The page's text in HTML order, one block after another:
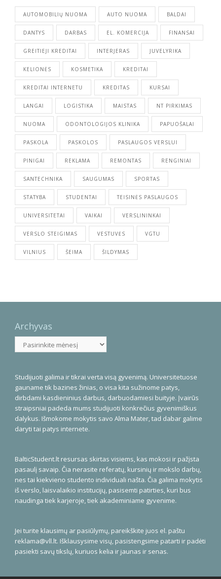
AUTOMOBILIŲ NUOMA AUTO NUOMA BALDAI
DANTYS DARBAS EL. KOMERCIJA FINANSAI
GREITIEJI KREDITAI INTERJERAS JUVELYRIKA
KELIONĖS KOSMETIKA KREDITAI
KREDITAI INTERNETU KREDITAS KURSAI
LANGAI LOGISTIKA MAISTAS NT PIRKIMAS
NUOMA ODONTOLOGIJOS KLINIKA PAPUOŠALAI
PASKOLA PASKOLOS PASLAUGOS VERSLUI
PINIGAI REKLAMA REMONTAS RENGINIAI
SANTECHNIKA SAUGUMAS SPORTAS
STATYBA STUDENTAI TEISINĖS PASLAUGOS
UNIVERSITETAI VAIKAI VERSLININKAI
VERSLO STEIGIMAS VESTUVĖS VGTU
VILNIUS ŠEIMA ŠILDYMAS
Archyvas
Archyvas
Studijuoti galima ir tikrai verta visą gyvenimą. Universitetuose
gauname tik bazines žinias, o visa kita sužinome patys,
dirbdami kasdieninius darbus, darbuodamiesi buityje. Įvairūs
straipsniai padeda mums studijuoti konkrečius gyvenimiškus
dalykus. Išmokome mokytis savo Alma Mater, tad dabar galime
daryti tai patys internete.
BalticStudent.lt resursas skirtas visiems, kas mokosi ir pažįsta
pasaulį savaip. Čia nerasite referatų, kursinių ir mokslo darbų,
nes tai kiekvieno studento individuali našta. Čia galima mokytis
iš verslo, laisvalaikio institucijų, pasisemti patirties, kuri bus
naudinga tiek karjeroje, tiek akademiniame gyvenime.
Jei turite klausimų ar pasiūlymų, pareikškite juos el. paštu
reklama@vll.lt. Išklausysime visų, pasistengsime patarti ir padėti
pasiekti savų tikslų, kuriuos kelia ir jaunas ir senas.